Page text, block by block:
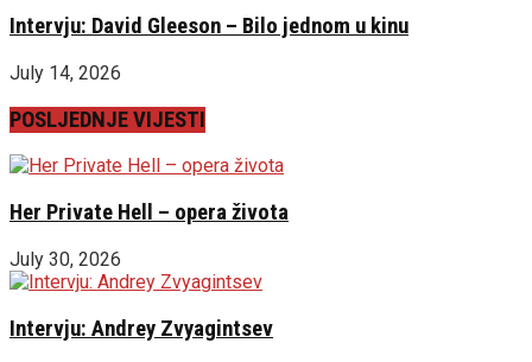
Intervju: David Gleeson – Bilo jednom u kinu
July 14, 2026
POSLJEDNJE VIJESTI
Her Private Hell – opera života
July 30, 2026
Intervju: Andrey Zvyagintsev